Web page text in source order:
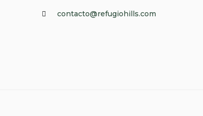
contacto@refugiohills.com